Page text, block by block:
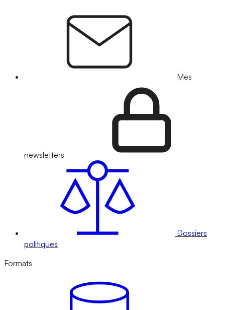
Mes
newsletters
Dossiers
politiques
Formats